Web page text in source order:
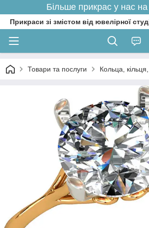
Більше прикрас у нас на
Прикраси зі змістом від ювелірної
Товари та послуги Кольца,